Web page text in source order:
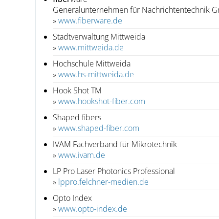
Generalunternehmen für Nachrichtentechnik
»www.fiberware.de
Stadtverwaltung Mittweida
»www.mittweida.de
Hochschule Mittweida
»www.hs-mittweida.de
Hook Shot TM
»www.hookshot-fiber.com
Shaped fibers
»www.shaped-fiber.com
IVAM Fachverband für Mikrotechnik
»www.ivam.de
LP Pro Laser Photonics Professional
» lppro.felchner-medien.de
Opto Index
»www.opto-index.de